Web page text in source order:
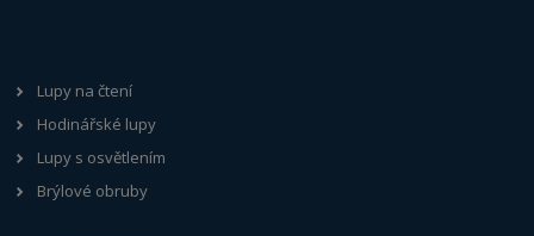
Lupy na čtení
Hodinářské lupy
Lupy s osvětlením
Brýlové obruby